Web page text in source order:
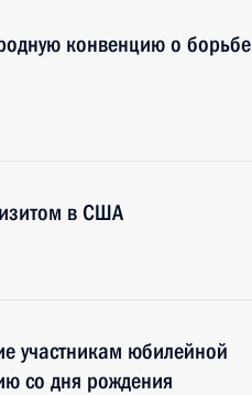
конвенцию о борьбе
в США
участникам юбилейной
со дня рождения